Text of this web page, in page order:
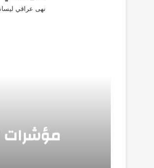
نهى عراقي
مؤشرات